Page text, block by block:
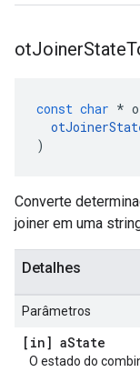
otJoinerState
const char *
)
Converte
joiner em uma
Detalhes
Parâmetros
[in] aState
O estado do